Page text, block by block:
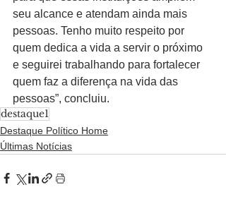
seu alcance e atendam ainda mais
pessoas. Tenho muito respeito por
quem dedica a vida a servir o próximo
e seguirei trabalhando para fortalecer
quem faz a diferença na vida das
pessoas”, concluiu.
destaque1
Destaque Político Home
Últimas Notícias